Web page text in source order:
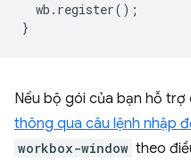
wb . register();
}
Nếu bộ gói của bạn hỗ trợ
thông qua câu lệnh nhập
workbox-window theo